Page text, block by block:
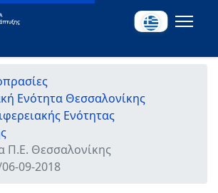
Ενότητα Θεσσαλονίκης
Ενότητας
Π.Ε. Θεσσαλονίκης
09-2018